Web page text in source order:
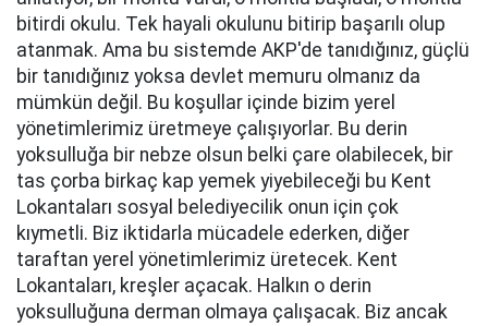
bitirdi okulu. Tek hayali okulunu bitirip başarılı olup
atanmak. Ama bu sistemde AKP'de tanıdığınız, güçlü
bir tanıdığınız yoksa devlet memuru olmanız da
mümkün değil. Bu koşullar içinde bizim yerel
yönetimlerimiz üretmeye çalışıyorlar. Bu derin
yoksulluğa bir nebze olsun belki çare olabilecek, bir
tas çorba birkaç kap yemek yiyebileceği bu Kent
Lokantaları sosyal belediyecilik onun için çok
kıymetli. Biz iktidarla mücadele ederken, diğer
taraftan yerel yönetimlerimiz üretecek. Kent
Lokantaları, kreşler açacak. Halkın o derin
yoksulluğuna derman olmaya çalışacak. Biz ancak